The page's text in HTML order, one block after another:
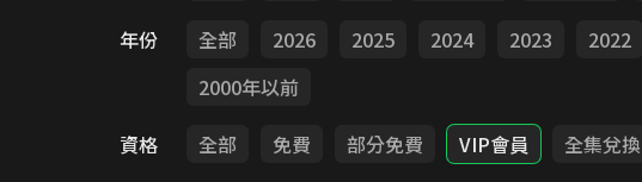
年份
全部 2026 2025 2024 2023 2022
2000年以前
資格
全部 免費 部分免費 VIP會員 全集兌換